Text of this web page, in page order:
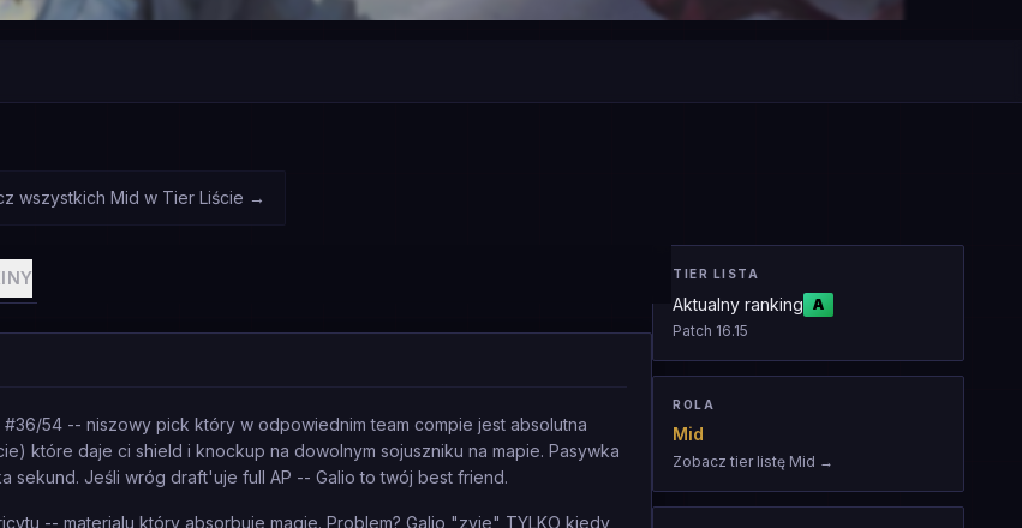
wszystkich Mid w Tier Liście →
54 -- niszowy pick który w odpowiednim team compie jest absolutna
które daje ci shield i knockup na dowolnym sojuszniku na mapie. Pasywka
sekund. Jeśli wróg draft'uje full AP -- Galio to twój best friend.
-- materialu który absorbuje magie. Problem? Galio "zyje" TYLKO kiedy
TIER LISTA
Aktualny ranking A
Patch 16.15
ROLA
Mid
Zobacz tier listę Mid →